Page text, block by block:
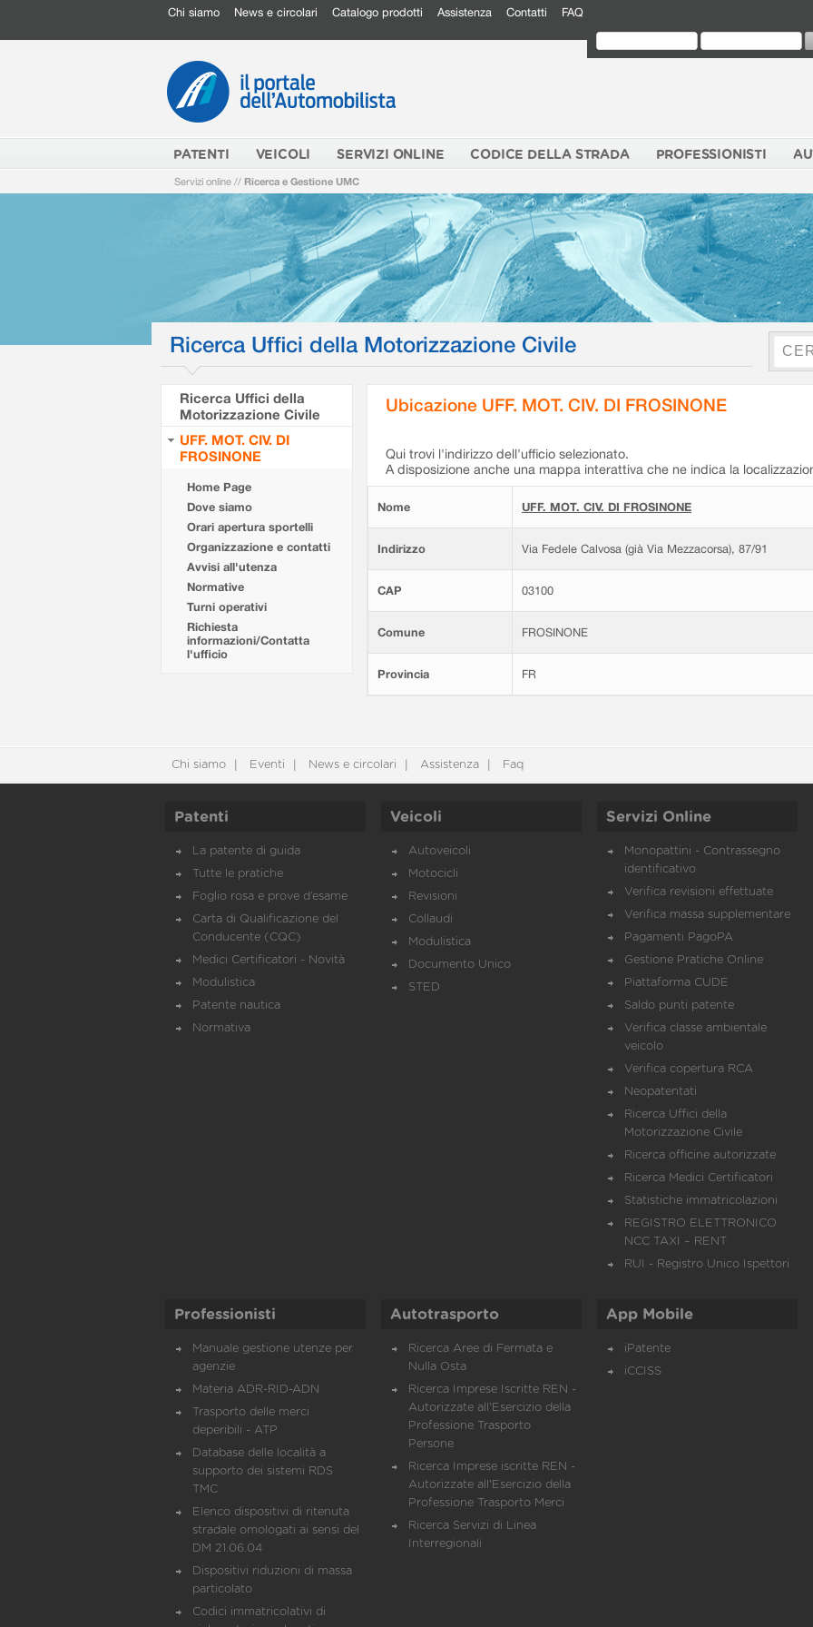
Chi siamo News e circolari Catalogo prodotti Assistenza Contatti FAQ
PATENTI VEICOLI SERVIZI ONLINE CODICE DELLA STRADA PROFESSIONISTI
Servizi online // Ricerca e Gestione UMC
Ricerca Uffici della Motorizzazione Civile
Ricerca Uffici della
Motorizzazione Civile
UFF. MOT. CIV. DI
FROSINONE
Home Page
Dove siamo
Orari apertura sportelli
Organizzazione e contatti
Avvisi all'utenza
Normative
Turni operativi
Richiesta
informazioni/Contatta
l'ufficio
Ubicazione UFF. MOT. CIV. DI FROSINONE
Qui trovi l'indirizzo dell'ufficio selezionato.
A disposizione anche una mappa interattiva che ne indica la
Nome UFF. MOT. CIV. DI FROSINONE
Indirizzo Via Fedele Calvosa (già Via Mezzacorsa), 87/91
CAP 03100
Comune FROSINONE
Provincia FR
Chi siamo Eventi News e circolari Assistenza Faq
Patenti
La patente di guida
Tutte le pratiche
Foglio rosa e prove d’esame
Carta di Qualificazione del
Conducente (CQC)
Medici Certificatori - Novità
Modulistica
Patente nautica
Normativa
Veicoli
Autoveicoli
Motocicli
Revisioni
Collaudi
Modulistica
Documento Unico
STED
Servizi Online
Monopattini - Contrassegno
identificativo
Verifica revisioni effettuate
Verifica massa supplementare
Pagamenti PagoPA
Gestione Pratiche Online
Piattaforma CUDE
Saldo punti patente
Verifica classe ambientale
veicolo
Verifica copertura RCA
Neopatentati
Ricerca Uffici della
Motorizzazione Civile
Ricerca officine autorizzate
Ricerca Medici Certificatori
Statistiche immatricolazioni
REGISTRO ELETTRONICO
NCC TAXI – RENT
RUI - Registro Unico Ispettori
Professionisti
Manuale gestione utenze per
agenzie
Materia ADR-RID-ADN
Trasporto delle merci
deperibili - ATP
Database delle località a
supporto dei sistemi RDS
TMC
Elenco dispositivi di ritenuta
stradale omologati ai sensi del
DM 21.06.04
Dispositivi riduzioni di massa
particolato
Codici immatricolativi di
Autotrasporto
Ricerca Aree di Fermata e
Nulla Osta
Ricerca Imprese Iscritte REN -
Autorizzate all'Esercizio della
Professione Trasporto
Persone
Ricerca Imprese iscritte REN -
Autorizzate all'Esercizio della
Professione Trasporto Merci
Ricerca Servizi di Linea
Interregionali
App Mobile
iPatente
iCCISS